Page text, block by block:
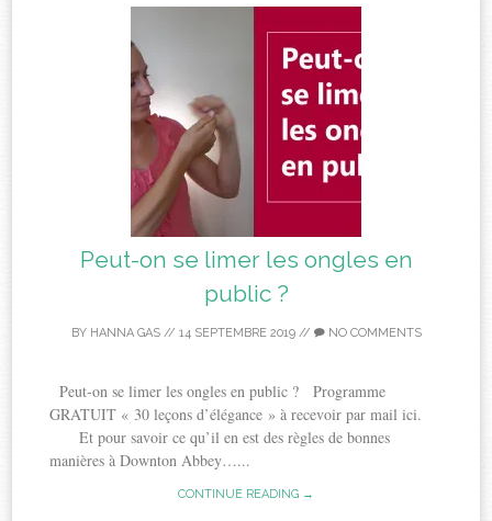
Peut-on se limer les ongles en
public ?
BY HANNA GAS// 14 SEPTEMBRE 2019// NO COMMENTS
Peut-on se limer les ongles en public ? Programme
GRATUIT « 30 leçons d’élégance » à recevoir par mail ici.
Et pour savoir ce qu’il en est des règles de bonnes
manières à Downton Abbey…...
CONTINUE READING →